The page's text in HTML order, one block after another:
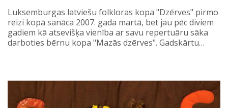
Luksemburgas latviešu folkloras kopa "Dzērves" pirmo
reizi kopā sanāca 2007. gada martā, bet jau pēc diviem
gadiem kā atsevišķa vienība ar savu repertuāru sāka
darboties bērnu kopa "Mazās dzērves". Gadskārtu…